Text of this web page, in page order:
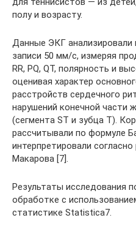
полу и возрасту.
Данные ЭКГ анализировали
записи 50 мм/с, измеряя
RR, PQ, QТ, полярность и
оценивая характер
расстройств сердечного
нарушений конечной части
(сегмента ST и зубца Т).
рассчитывали по формуле
интерпретировали
Макарова [7].
Результаты исследования
обработке с
статистике Statistica7.